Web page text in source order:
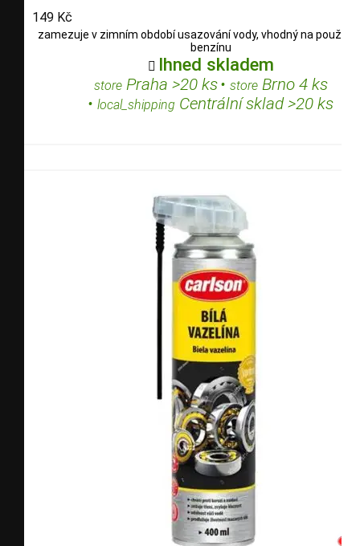
149 Kč
zamezuje v zimním období usazování vody, vhodný na použití
benzínu
 Ihned skladem
storePraha >20 ks• storeBrno 4 ks
• local_shipping Centrální sklad >20 ks